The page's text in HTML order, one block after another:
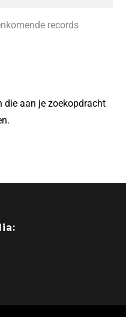
records
die aan je zoekopdracht